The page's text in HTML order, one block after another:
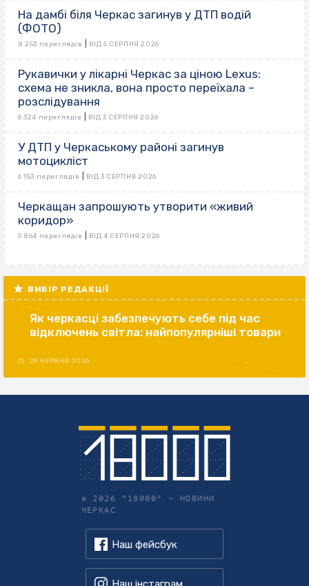
На дамбі біля Черкас загинув у ДТП водій
(ФОТО)
8 253 переглядів ВІД 5 СЕРПНЯ 2026
Рукавички у лікарні Черкас за ціною Lexus:
схема не зникла, вона просто переїхала –
розслідування
6 324 переглядів ВІД 3 СЕРПНЯ 2026
У ДТП у Черкаському районі загинув
мотоцикліст
6 153 переглядів ВІД 3 СЕРПНЯ 2026
Черкащан запрошують утворити «живий
коридор»
5 864 переглядів ВІД 4 СЕРПНЯ 2026
ВИБІР РЕДАКЦІЇ
Як черкасці забезпечують себе під час
відключень світла: найпопулярніші товари
29 ЧЕРВНЯ 2026
© 2026 "18000" – НОВИНИ
ЧЕРКАС
Наш фейсбук